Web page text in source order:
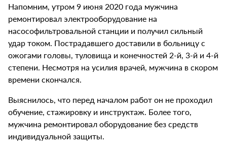
Напомним, утром 9 июня 2020 года мужчина
ремонтировал электрооборудование на
насософильтровальной станции и получил сильный
удар током. Пострадавшего доставили в больницу с
ожогами головы, туловища и конечностей 2-й, 3-й и 4-й
степени. Несмотря на усилия врачей, мужчина в скором
времени скончался.
Выяснилось, что перед началом работ он не проходил
обучение, стажировку и инструктаж. Более того,
мужчина ремонтировал оборудование без средств
индивидуальной защиты.